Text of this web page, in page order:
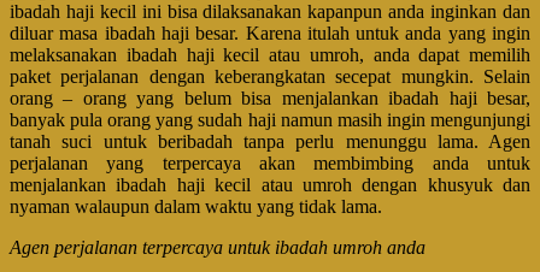
ibadah haji kecil ini bisa dilaksanakan kapanpun anda inginkan dan
diluar masa ibadah haji besar. Karena itulah untuk anda yang ingin
melaksanakan ibadah haji kecil atau umroh, anda dapat memilih
paket perjalanan dengan keberangkatan secepat mungkin. Selain
orang – orang yang belum bisa menjalankan ibadah haji besar,
banyak pula orang yang sudah haji namun masih ingin mengunjungi
tanah suci untuk beribadah tanpa perlu menunggu lama. Agen
perjalanan yang terpercaya akan membimbing anda untuk
menjalankan ibadah haji kecil atau umroh dengan khusyuk dan
nyaman walaupun dalam waktu yang tidak lama.
Agen perjalanan terpercaya untuk ibadah umroh anda